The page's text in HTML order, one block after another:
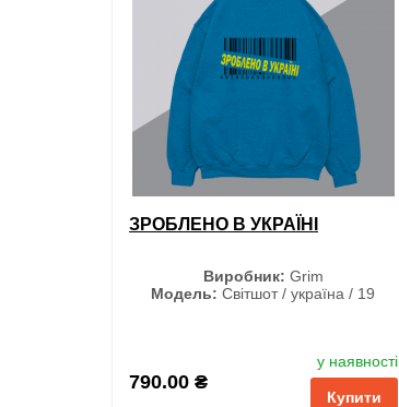
ЗРОБЛЕНО В УКРАЇНІ
Виробник: Grim
Модель: Світшот / україна / 19
790.00 ₴
у наявності
Купити